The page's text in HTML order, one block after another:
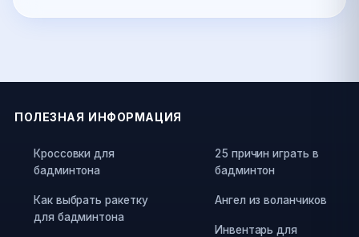
ПОЛЕЗНАЯ ИНФОРМАЦИЯ
Кроссовки для
бадминтона
Как выбрать ракетку
для бадминтона
25 причин играть в
бадминтон
Ангел из воланчиков
Инвентарь для